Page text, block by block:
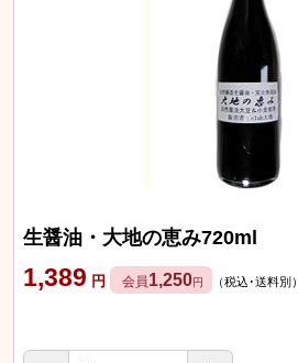
生醤油・大地の恵み720ml
1,389 円 会員1,250円 （税込･送料別）